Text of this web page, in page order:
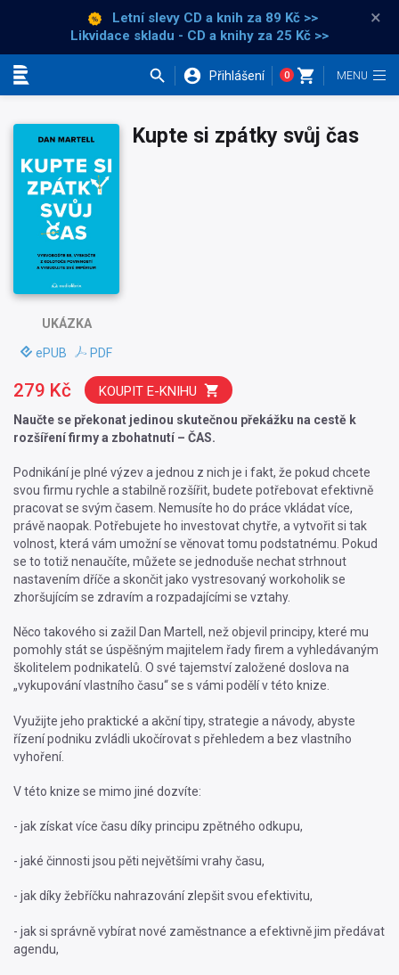
Letní slevy CD a knih za 89 Kč >>
Likvidace skladu - CD a knihy za 25 Kč >>
×
Přihlášení 0
UKÁZKA
ePUB PDF
Kupte si zpátky svůj čas
Naučte se překonat jedinou skutečnou překážku na cestě k
rozšíření firmy a zbohatnutí – ČAS.
Podnikání je plné výzev a jednou z nich je i fakt, že pokud chcete
svou firmu rychle a stabilně rozšířit, budete potřebovat efektivně
pracovat se svým časem. Nemusíte ho do práce vkládat více,
právě naopak. Potřebujete ho investovat chytře, a vytvořit si tak
volnost, která vám umožní se věnovat tomu podstatnému. Pokud
se to totiž nenaučíte, můžete se jednoduše nechat strhnout
nastavením dříče a skončit jako vystresovaný workoholik se
zhoršujícím se zdravím a rozpadajícími se vztahy.
Něco takového si zažil Dan Martell, než objevil principy, které mu
pomohly stát se úspěšným majitelem řady firem a vyhledávaným
školitelem podnikatelů. O své tajemství založené doslova na
„vykupování vlastního času“ se s vámi podělí v této knize.
Využijte jeho praktické a akční tipy, strategie a návody, abyste
řízení podniku zvládli ukočírovat s přehledem a bez vlastního
vyhoření.
V této knize se mimo jiné dozvíte:
- jak získat více času díky principu zpětného odkupu,
- jaké činnosti jsou pěti největšími vrahy času,
- jak díky žebříčku nahrazování zlepšit svou efektivitu,
- jak si správně vybírat nové zaměstnance a efektivně jim předávat
agendu,
279 Kč KOUPIT E-KNIHU